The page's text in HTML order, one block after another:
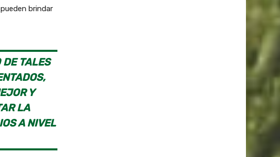
brindar
DE TALES
Y
LA
A NIVEL